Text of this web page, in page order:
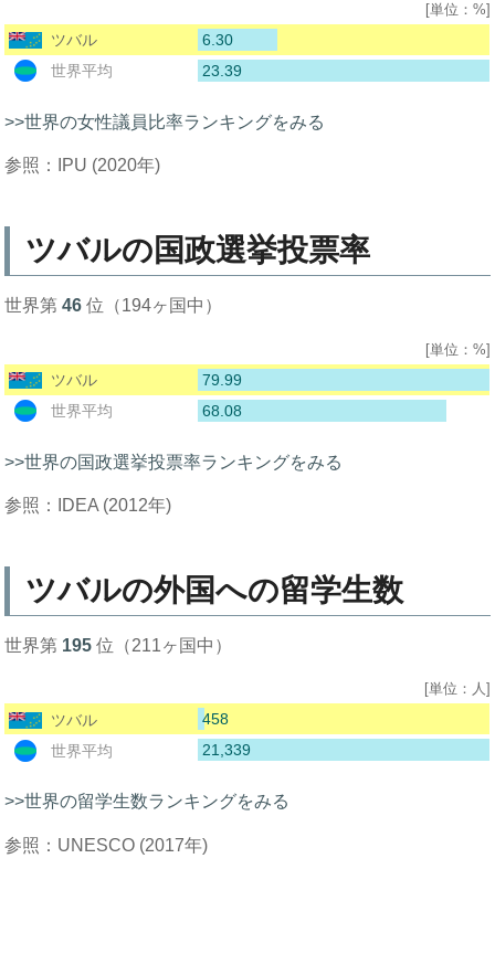
[単位：%]
ツバル
6.30
世界平均
23.39
>>世界の女性議員比率ランキングをみる
参照：IPU (2020年)
ツバルの国政選挙投票率
世界第46 位（194ヶ国中）
[単位：%]
ツバル
79.99
世界平均
68.08
>>世界の国政選挙投票率ランキングをみる
参照：IDEA (2012年)
ツバルの外国への留学生数
世界第 195 位（211ヶ国中）
[単位：人]
ツバル
458
世界平均
21,339
>>世界の留学生数ランキングをみる
参照：UNESCO (2017年)